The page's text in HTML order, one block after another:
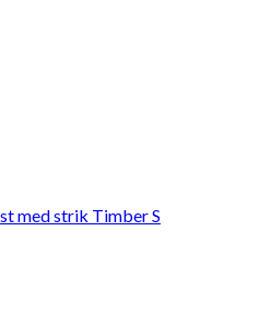
med strik Timber S